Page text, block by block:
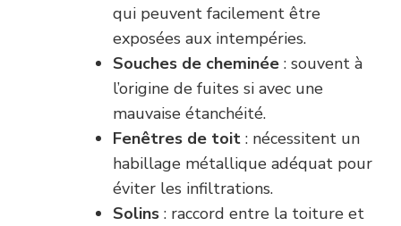
qui peuvent facilement être
exposées aux intempéries.
Souches de cheminée : souvent à
l’origine de fuites si avec une
mauvaise étanchéité.
Fenêtres de toit : nécessitent un
habillage métallique adéquat pour
éviter les infiltrations.
Solins : raccord entre la toiture et